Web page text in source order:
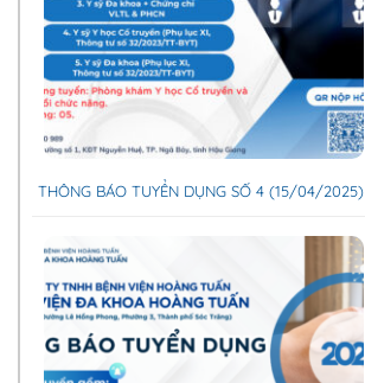
THÔNG BÁO TUYỂN DỤNG SỐ 4 (15/04/2025)